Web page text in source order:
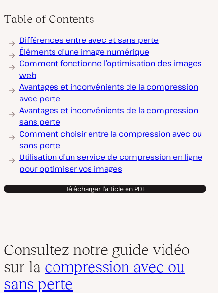
Table of Contents
Différences entre avec et sans perte
Éléments d’une image numérique
Comment fonctionne l’optimisation des images
web
Avantages et inconvénients de la compression
avec perte
Avantages et inconvénients de la compression
sans perte
Comment choisir entre la compression avec ou
sans perte
Utilisation d’un service de compression en ligne
pour optimiser vos images
Télécharger l'article en PDF
Consultez notre guide vidéo
sur la compression avec ou
sans perte